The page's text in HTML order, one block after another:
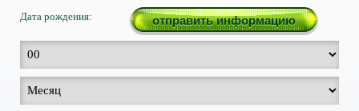
Дата рождения: